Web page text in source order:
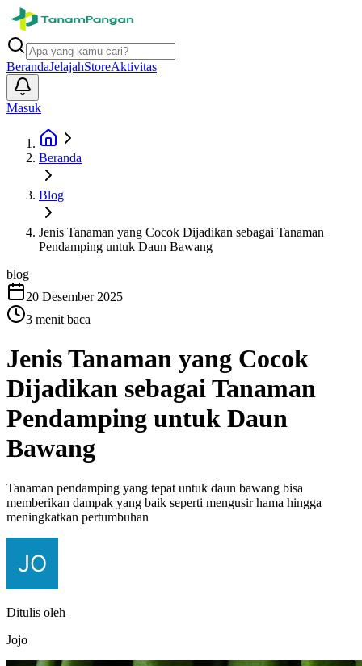
BerandaJelajahStoreAktivitas
Masuk
Beranda
Blog
Jenis Tanaman yang Cocok Dijadikan sebagai Tanaman
Pendamping untuk Daun Bawang
blog
20 Desember 2025
3 menit baca
Jenis Tanaman yang Cocok
Dijadikan sebagai Tanaman
Pendamping untuk Daun
Bawang
Tanaman pendamping yang tepat untuk daun bawang bisa
memberikan dampak yang baik seperti mengusir hama hingga
meningkatkan pertumbuhan
Ditulis oleh
Jojo